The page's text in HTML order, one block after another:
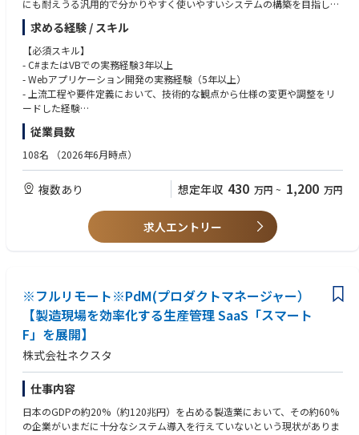
・生成AI活用の戦略策定・企画・推進・実装
【配属組織が対峙しているテーマ】
・中長期DX戦略の策定
・Salesforceのデータフロー抜本改修
・生成AIの戦略策定・AIエージェントの非エンジニアへの導入
にも耐えうる汎用的で分かりやすく使いやすいシステムの構築を目指して
います。
- 具体的な業務内容
- プロダクト開発と課題定義
- 企画側が提示する要件に対し、業務フローやDB構造との整合性を検証・
提案
- 複雑なドメイン知識を整理し、拡張性の高いモデルへ落とし込む設計業
- プロダクトの肥大化を防ぐための「機能追加の抑制」や「共通化」の判
断
- AIの活用(ClaudeCode, Devin, gemini等)を前提とした開発フローの構築
- 開発時間を圧縮し、浮いた時間を「ドメインの理解」と「設計の検討」
に充てるスタイルの実践
ューや設計判断の基準作り
【ネクスタの特徴】
・フルリモート
・フルフレックス
・自社開発プロダクト
・製造業向けSaaS
【開発組織】
・PO1名、PdM1名、企画/設計エンジニア3名
求める経験 / スキル
【必須スキル】
- C#またはVBでの実務経験3年以上
- Webアプリケーション開発の実務経験（5年以上）
- 上流工程や要件定義において、技術的な観点から仕様の変更や調整をリ
ードした経験
- チームでのアーキテクチャ設計・意思決定の経験
【歓迎スキル】
-SQLServer, ASP.NET MVC WebAPI, AWS, Azure, React/Vue.js（今後Blaz
orに移行予定）
- AIコーディングツールを実務で使い込んでいる方
従業員数
108名 （2026年6月時点）
複数あり 想定年収 430 万円 ~ 1,200 万円
求人エントリー
※フルリモート※PdM(プロダクトマネージャー）
【製造現場を効率化する生産管理 SaaS「スマート
F」を展開】
株式会社ネクスタ
仕事内容
日本のGDPの約20%（約120兆円）を占める製造業において、その約60%
の企業がいまだに十分なシステム導入を行えていないという現状がありま